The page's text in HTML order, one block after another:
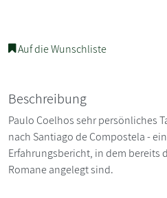
Auf die Wunschliste
Beschreibung
Paulo Coelhos sehr persönliches
nach Santiago de Compostela -
Erfahrungsbericht, in dem bereits
Romane angelegt sind.